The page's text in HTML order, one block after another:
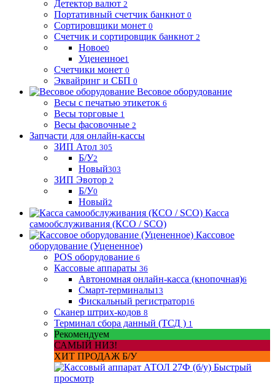
Детектор валют 2
Портативный счетчик банкнот 0
Сортировщики монет 0
Счетчик и сортировщик банкнот 2
Новое0
Уцененное1
Счетчики монет 0
Эквайринг и СБП 0
Весовое оборудование
Весы с печатью этикеток 6
Весы торговые 1
Весы фасовочные 2
Запчасти для онлайн-кассы
ЗИП Атол 305
Б/У2
Новый303
ЗИП Эвотор 2
Б/У0
Новый2
Касса
самообслуживания (КСО / SCO)
Кассовое
оборудование (Уцененное)
POS оборудование 6
Кассовые аппараты 36
Автономная онлайн-касса (кнопочная)6
Смарт-терминалы13
Фискальный регистратор16
Сканер штрих-кодов 8
Терминал сбора данный (ТСД ) 1
Рекомендуем
САМЫЙ НИЗ!
ХИТ ПРОДАЖ Б/У
Быстрый
просмотр